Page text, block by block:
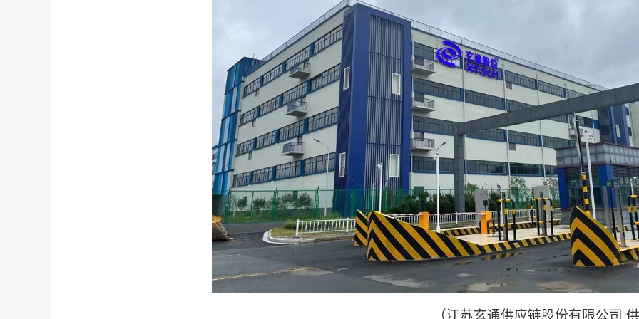
（江苏玄通供应链股份有限公司 供稿